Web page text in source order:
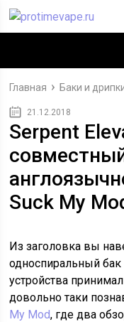
Главная Баки и
21.12.2018
Serpent
Suck My
Из заголовка вы
односпиральный бак
устройства
довольно таки
My Mod, где два